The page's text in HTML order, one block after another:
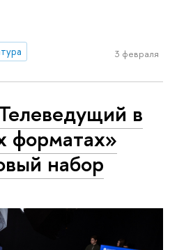
3 февраля
в
форматах»
набор